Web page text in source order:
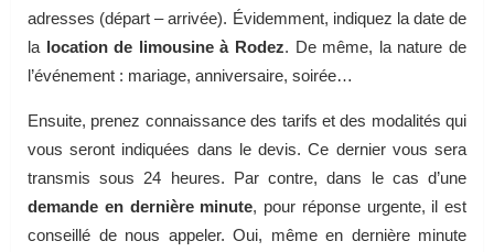
adresses (départ – arrivée). Évidemment, indiquez la date de
la location de limousine à Rodez. De même, la nature de
l’événement : mariage, anniversaire, soirée…
Ensuite, prenez connaissance des tarifs et des modalités qui
vous seront indiquées dans le devis. Ce dernier vous sera
transmis sous 24 heures. Par contre, dans le cas d’une
demande en dernière minute, pour réponse urgente, il est
conseillé de nous appeler. Oui, même en dernière minute